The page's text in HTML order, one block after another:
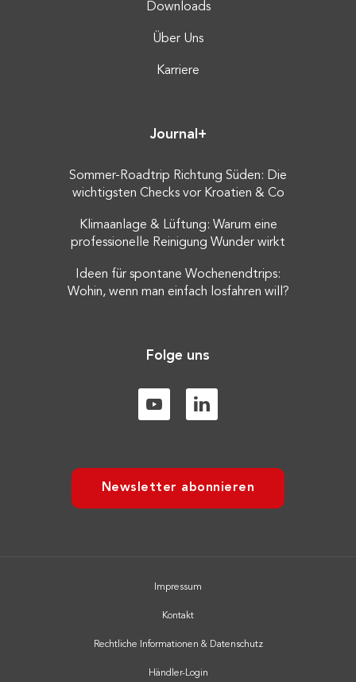
Downloads
Über Uns
Karriere
Journal+
Sommer-Roadtrip Richtung Süden: Die
wichtigsten Checks vor Kroatien & Co
Klimaanlage & Lüftung: Warum eine
professionelle Reinigung Wunder wirkt
Ideen für spontane Wochenendtrips:
Wohin, wenn man einfach losfahren will?
Folge uns
Newsletter abonnieren
Impressum
Kontakt
Rechtliche Informationen & Datenschutz
Händler-Login